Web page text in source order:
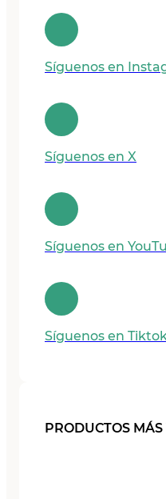
Síguenos en
Síguenos en X
Síguenos en
Síguenos en Tiktok
PRODUCTOS